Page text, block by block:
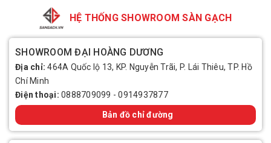
HỆ THỐNG SHOWROOM SÀN GẠCH
SHOWROOM ĐẠI HOÀNG DƯƠNG
Địa chỉ:464A Quốc lộ 13, KP. Nguyễn Trãi, P. Lái Thiêu, TP. Hồ
Chí Minh
Điện thoại: 0888709099 -0914937877
Bản đồ chỉ đường